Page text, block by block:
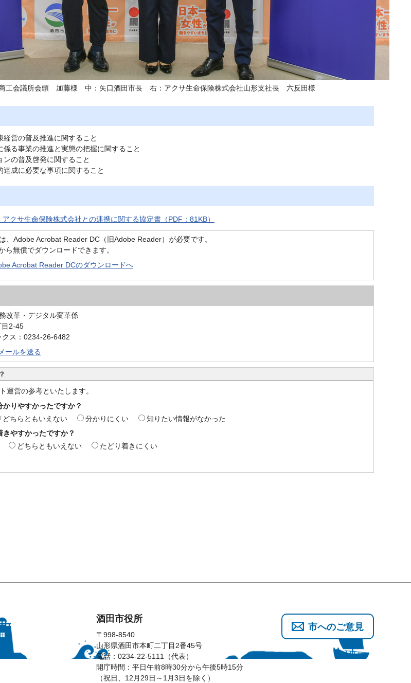
工会議所会頭 加藤様 中：矢口酒田市長 右：アクサ生命保険株式会社山形支社長 六反田様
経営の普及推進に関すること
係る事業の推進と実態の把握に関すること
ンの普及啓発に関すること
達成に必要な事項に関すること
クサ生命保険株式会社との連携に関する協定書（PDF：81KB）
、Adobe Acrobat Reader DC（旧Adobe Reader）が必要です。
ら無償でダウンロードできます。
Acrobat Reader DCのダウンロードへ
革・デジタル変革係
2-45
ス：0234-26-6482
ールを送る
運営の参考といたします。
りやすかったですか？
どちらともいえない 分かりにくい
知りたい情報がなかった
やすかったですか？
どちらともいえない たどり着きにくい
酒田市役所
〒998-8540
山形県酒田市本町二丁目2番45号
電話：0234-22-5111（代表）
開庁時間：平日午前8時30分から午後5時15分
（祝日、12月29日～1月3日を除く）
市へのご意見